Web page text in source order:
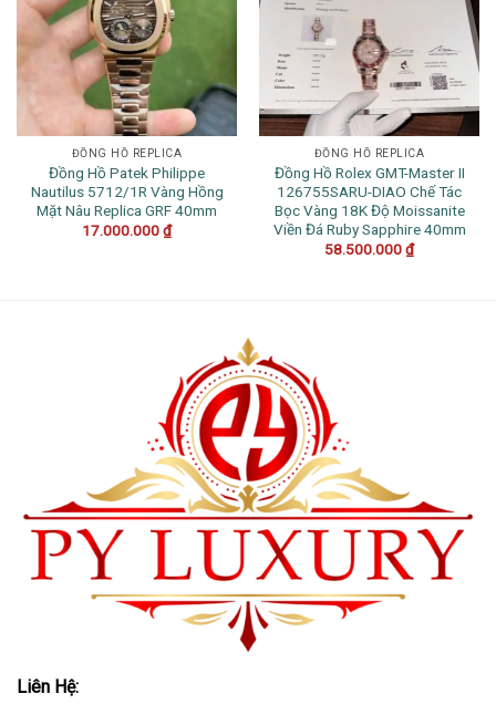
ĐỒNG HỒ REPLICA
Đồng Hồ Patek Philippe
Nautilus 5712/1R Vàng Hồng
Mặt Nâu Replica GRF 40mm
17.000.000₫
ĐỒNG HỒ REPLICA
Đồng Hồ Rolex GMT-Master II
126755SARU-DIAO Chế Tác
Bọc Vàng 18K Độ Moissanite
Viền Đá Ruby Sapphire 40mm
58.500.000₫
Liên Hệ: